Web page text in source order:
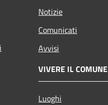
Notizie
Comunicati
Avvisi
VIVERE IL COMUNE
Luoghi